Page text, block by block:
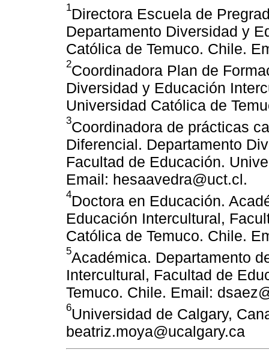
1Directora Escuela de
Departamento Diversidad y
Católica de Temuco. Chile.
2Coordinadora Plan de
Diversidad y Educación
Universidad Católica de
3Coordinadora de prácticas
Diferencial. Departamento
Facultad de Educación.
Email: hesaavedra@uct.cl.
4Doctora en Educación.
Educación Intercultural,
Católica de Temuco. Chile.
5Académica. Departamento
Intercultural, Facultad de
Temuco. Chile. Email:
6Universidad de Calgary,
beatriz.moya@ucalgary.ca